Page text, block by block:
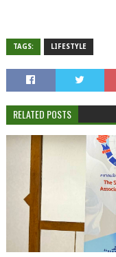
TAGS: LIFESTYLE
RELATED POSTS